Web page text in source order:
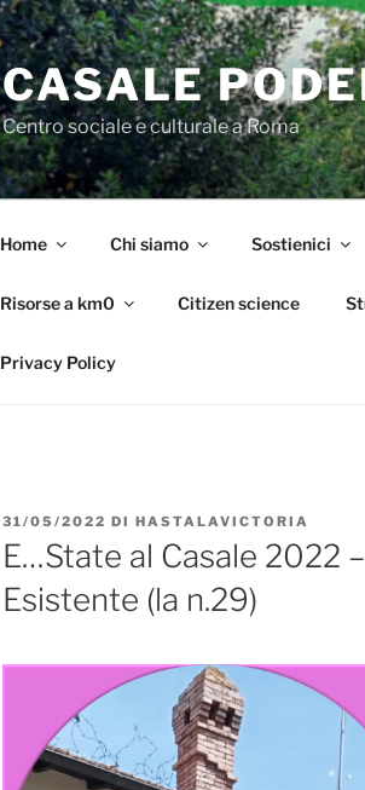
CASALE
Centro sociale e culturale a Roma
Home Chi siamo Sostienici
Risorse a km0 Citizen science
Privacy Policy
PUBBLICATO
IL
31/05/2022 DI HASTALAVICTORIA
E…State al Casale 2022
Esistente (la n.29)